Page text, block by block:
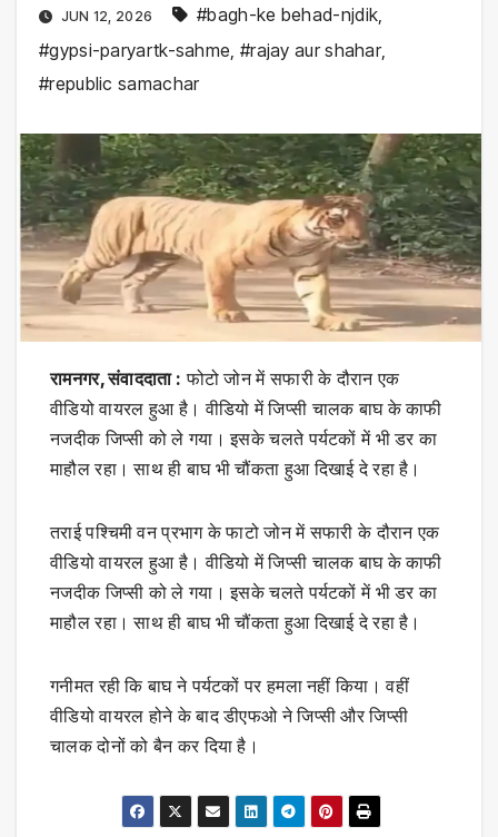
JUN 12, 2026 #bagh-ke behad-njdik
#gypsi-paryartk-sahme #rajay aur shahar,
#republic samachar
रामनगर, संवाददाता : फोटो जोन में सफारी के दौरान एक
वीडियो वायरल हुआ है। वीडियो में जिप्सी चालक बाघ के काफी
नजदीक जिप्सी को ले गया। इसके चलते पर्यटकों में भी डर का
माहौल रहा। साथ ही बाघ भी चौंकता हुआ दिखाई दे रहा है।
तराई पश्चिमी वन प्रभाग के फाटो जोन में सफारी के दौरान एक
वीडियो वायरल हुआ है। वीडियो में जिप्सी चालक बाघ के काफी
नजदीक जिप्सी को ले गया। इसके चलते पर्यटकों में भी डर का
माहौल रहा। साथ ही बाघ भी चौंकता हुआ दिखाई दे रहा है।
गनीमत रही कि बाघ ने पर्यटकों पर हमला नहीं किया। वहीं
वीडियो वायरल होने के बाद डीएफओ ने जिप्सी और जिप्सी
चालक दोनों को बैन कर दिया है।